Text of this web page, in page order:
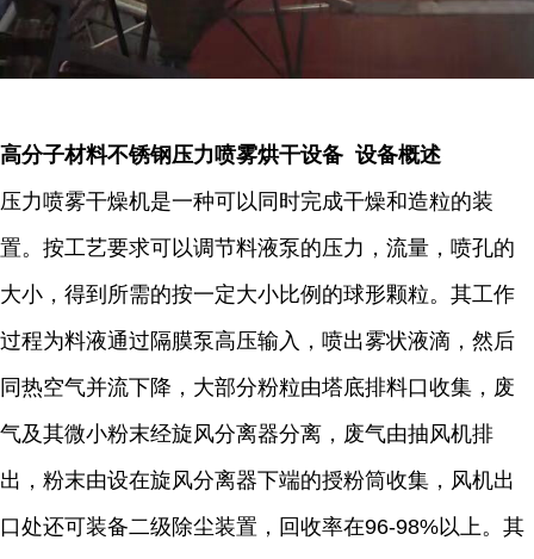
高分子材料不锈钢压力喷雾烘干设备 设备概述
压力喷雾干燥机是一种可以同时完成干燥和造粒的装
置。按工艺要求可以调节料液泵的压力，流量，喷孔的
大小，得到所需的按一定大小比例的球形颗粒。其工作
过程为料液通过隔膜泵高压输入，喷出雾状液滴，然后
同热空气并流下降，大部分粉粒由塔底排料口收集，废
气及其微小粉末经旋风分离器分离，废气由抽风机排
出，粉末由设在旋风分离器下端的授粉筒收集，风机出
口处还可装备二级除尘装置，回收率在96-98%以上。其